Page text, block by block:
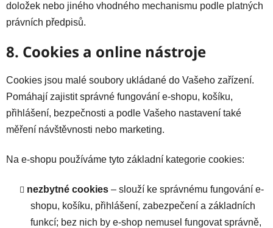
doložek nebo jiného vhodného mechanismu podle platných
právních předpisů.
8. Cookies a online nástroje
Cookies jsou malé soubory ukládané do Vašeho zařízení.
Pomáhají zajistit správné fungování e-shopu, košíku,
přihlášení, bezpečnosti a podle Vašeho nastavení také
měření návštěvnosti nebo marketing.
Na e-shopu používáme tyto základní kategorie cookies:
nezbytné cookies – slouží ke správnému fungování e-
shopu, košíku, přihlášení, zabezpečení a základních
funkcí; bez nich by e-shop nemusel fungovat správně,